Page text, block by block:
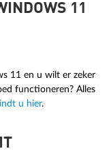
11
11 en u wilt er zeker
functioneren? Alles
u hier.